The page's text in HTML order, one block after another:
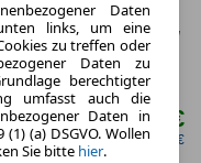
MY25 Intensa/
ab mtl.297,00 €
netto mtl. 249,58 €
Daten
links, um eine
zu treffen oder
Daten zu
berechtigter
umfasst auch die
Daten in
(a) DSGVO. Wollen
Sie bitte hier.